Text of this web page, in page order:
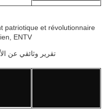
patriotique et révolutionnaire
ENTV
تقرير وثائقي عن